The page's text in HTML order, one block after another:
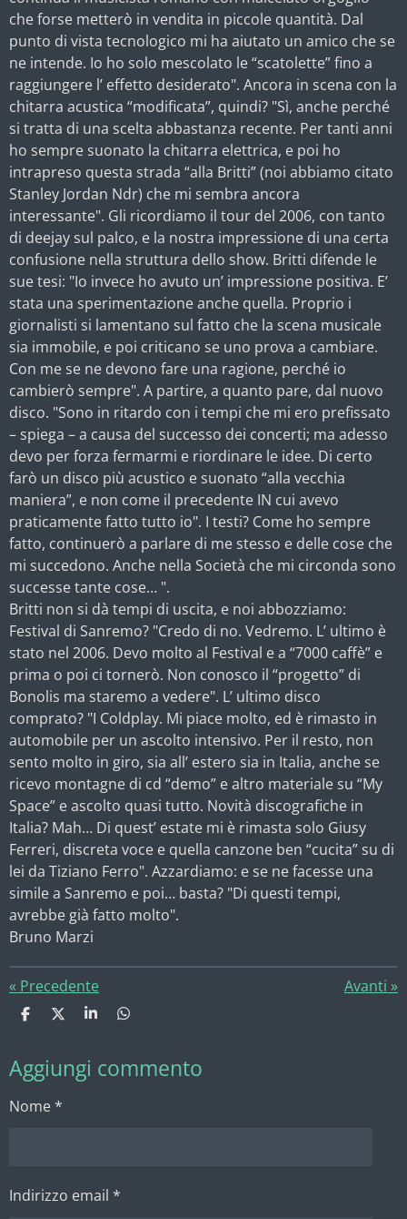
che forse metterò in vendita in piccole quantità. Dal
punto di vista tecnologico mi ha aiutato un amico che se
ne intende. Io ho solo mescolato le “scatolette” fino a
raggiungere l’ effetto desiderato". Ancora in scena con la
chitarra acustica “modificata”, quindi? "Sì, anche perché
si tratta di una scelta abbastanza recente. Per tanti anni
ho sempre suonato la chitarra elettrica, e poi ho
intrapreso questa strada “alla Britti” (noi abbiamo citato
Stanley Jordan Ndr) che mi sembra ancora
interessante". Gli ricordiamo il tour del 2006, con tanto
di deejay sul palco, e la nostra impressione di una certa
confusione nella struttura dello show. Britti difende le
sue tesi: "Io invece ho avuto un’ impressione positiva. E’
stata una sperimentazione anche quella. Proprio i
giornalisti si lamentano sul fatto che la scena musicale
sia immobile, e poi criticano se uno prova a cambiare.
Con me se ne devono fare una ragione, perché io
cambierò sempre". A partire, a quanto pare, dal nuovo
disco. "Sono in ritardo con i tempi che mi ero prefissato
– spiega – a causa del successo dei concerti; ma adesso
devo per forza fermarmi e riordinare le idee. Di certo
farò un disco più acustico e suonato “alla vecchia
maniera”, e non come il precedente IN cui avevo
praticamente fatto tutto io". I testi? Come ho sempre
fatto, continuerò a parlare di me stesso e delle cose che
mi succedono. Anche nella Società che mi circonda sono
successe tante cose… ".
Britti non si dà tempi di uscita, e noi abbozziamo:
Festival di Sanremo? "Credo di no. Vedremo. L’ ultimo è
stato nel 2006. Devo molto al Festival e a “7000 caffè” e
prima o poi ci tornerò. Non conosco il “progetto” di
Bonolis ma staremo a vedere". L’ ultimo disco
comprato? "I Coldplay. Mi piace molto, ed è rimasto in
automobile per un ascolto intensivo. Per il resto, non
sento molto in giro, sia all’ estero sia in Italia, anche se
ricevo montagne di cd “demo” e altro materiale su “My
Space” e ascolto quasi tutto. Novità discografiche in
Italia? Mah… Di quest’ estate mi è rimasta solo Giusy
Ferreri, discreta voce e quella canzone ben “cucita” su di
lei da Tiziano Ferro". Azzardiamo: e se ne facesse una
simile a Sanremo e poi… basta? "Di questi tempi,
avrebbe già fatto molto".
Bruno Marzi
« Precedente Avanti »
C
d
i
i
C
d
i
i
C
d
i
C
d
i
Aggiungi commento
Nome *
Indirizzo email *